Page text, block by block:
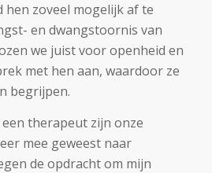
zoveel mogelijk af te
en dwangstoornis van
we juist voor openheid en
met hen aan, waardoor ze
begrijpen.
therapeut zijn onze
mee geweest naar
de opdracht om mijn